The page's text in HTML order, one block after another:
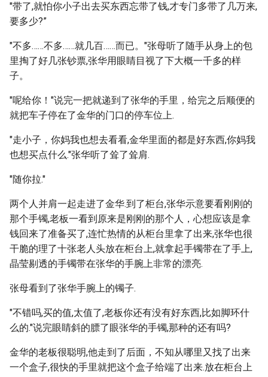
"带了,就怕你小子出去买东西忘带了钱,才专门多带了几万来,
要多少?”
"不多……不多……就几百……而已。"张母听了随手从身上的包
里掏了好几张钞票,张华用眼睛目视了下大概一千多的样
子。
"呢给你！"说完一把就递到了张华的手里，给完之后顺便的
就把车子停在了金华的门口的停车位上.
"走小子，你妈我也想去看看,金华里面的都是好东西,你妈我
也想买点什么."张华听了耸了耸肩.
"随你拉."
两个人并肩一起走进了金华.到了柜台,张华示意要看刚刚的
那个手镯,老板一看到原来是刚刚的那个人，心想应该是拿
钱回来了准备买了,连忙热情的从柜台里拿了出来,张华也很
干脆的理了十张老人头放在柜台上,就拿起手镯带在了手上,
晶莹剔透的手镯带在张华的手腕上非常的漂亮.
张母看到了张华手腕上的镯子.
"不错吗,买的值,太值了,老板你还有没有好东西,比如脚环什
么的."说完眼睛斜的膘了眼张华的手镯,那种的还有吗?
金华的老板很聪明,他走到了后面，不知从哪里又找了出来
一个盒子,很快的手里就把这个盒子给端了出来.放在柜台上